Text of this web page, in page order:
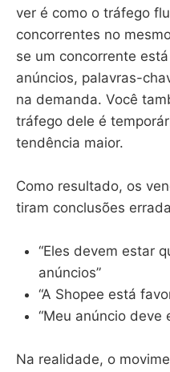
ver é como o tráfego
concorrentes no
se um concorrente
anúncios, palavras-
na demanda. Você
tráfego dele é
tendência maior.
Como resultado, os
tiram conclusões
“Eles devem estar
anúncios”
“A Shopee está
“Meu anúncio deve
Na realidade, o